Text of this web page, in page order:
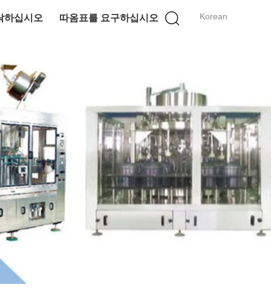
Korean
하십시오 따옴표를 요구하십시오